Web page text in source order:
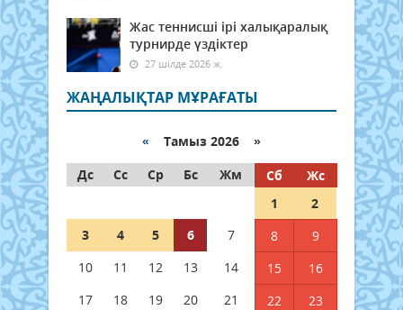
Жас теннисші ірі халықаралық
турнирде үздіктер
27 шілде 2026 ж.
ЖАҢАЛЫҚТАР МҰРАҒАТЫ
« Тамыз 2026 »
Дс
Сс Ср Бс Жм Сб
Жс
1
2
3
4 5 6 7 8
9
10
11 12 13 14 15
16
17
18 19 20 21 22 23